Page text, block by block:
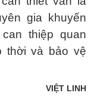
gia khuyến
thiệp quan
thời và bảo vệ
VIỆT LINH